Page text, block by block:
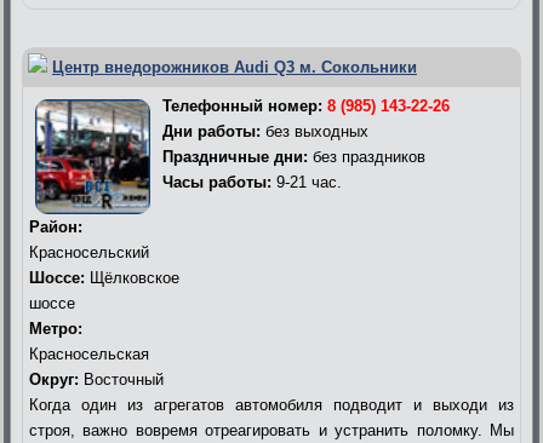
Центр внедорожников Audi Q3 м. Сокольники
Телефонный номер: 8 (985) 143-22-26
Дни работы: без выходных
Праздничные дни: без праздников
Часы работы: 9-21 час.
Район:
Красносельский
Шоссе: Щёлковское
шоссе
Метро:
Красносельская
Округ: Восточный
Когда один из агрегатов автомобиля подводит и выходи из
строя, важно вовремя отреагировать и устранить поломку. Мы